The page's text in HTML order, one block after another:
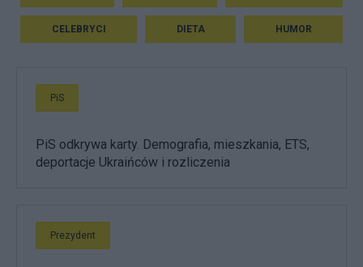
CELEBRYCI DIETA HUMOR
PiS
PiS odkrywa karty. Demografia, mieszkania, ETS,
deportacje Ukraińców i rozliczenia
Prezydent